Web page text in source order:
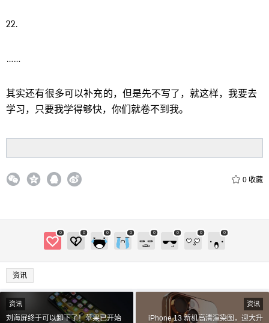
22.
……
其实还有很多可以补充的，但是先不写了，就这样，我要去
学习，只要我学得够快，你们就卷不到我。
0 收藏
0 0 0 0 0 0 0 0
资讯
资讯
刘海屏终于可以卸下了！苹果已开始
资讯
iPhone 13 新机高清渲染图，迎大升